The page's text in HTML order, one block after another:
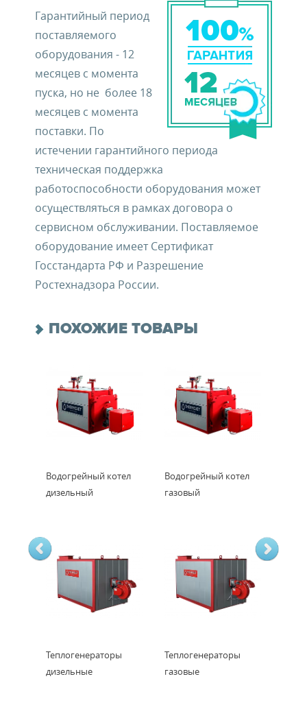
Гарантийный период
поставляемого
оборудования - 12
месяцев с момента
пуска, но не более 18
месяцев с момента
поставки. По
истечении гарантийного периода
техническая поддержка
работоспособности оборудования может
осуществляться в рамках договора о
сервисном обслуживании. Поставляемое
оборудование имеет Сертификат
Госстандарта РФ и Разрешение
Ростехнадзора России.
ПОХОЖИЕ ТОВАРЫ
Водогрейный котел
дизельный
Водогрейный котел
газовый
Теплогенераторы
дизельные
Теплогенераторы
газовые